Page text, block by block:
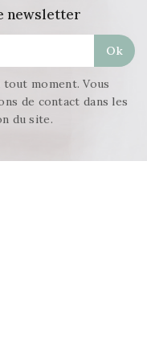
newsletter
moment. Vous
de contact dans les
du site.